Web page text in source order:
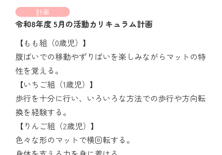
計画
令和8年度 5月の活動カリキュラム計画
【もも組（0歳児）】
腹ばいでの移動やずりばいを楽しみながらマットの特
性を覚える。
【いちご組（1歳児）】
歩行を十分に行い、いろいろな方法での歩行や方向転
換を経験する。
【りんご組（2歳児）】
色々な形のマットで横回転する。